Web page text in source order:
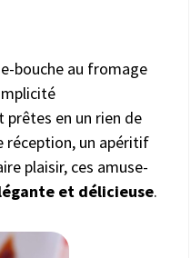
bouche au fromage
en un rien de
réception, un apéritif
plaisir, ces amuse-
et délicieuse.